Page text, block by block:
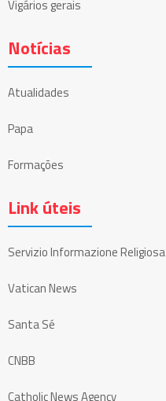
Vigários gerais
Notícias
Atualidades
Papa
Formações
Link úteis
Servizio Informazione Religiosa
Vatican News
Santa Sé
CNBB
Catholic News Agency